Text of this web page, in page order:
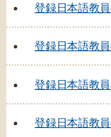
登録日本語教
登録日本語教
登録日本語教
登録日本語教